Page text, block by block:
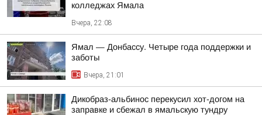
колледжах Ямала
Вчера, 22:08
Ямал — Донбассу. Четыре года поддержки и
заботы
Вчера, 21:01
Дикобраз-альбинос перекусил хот-догом на
заправке и сбежал в ямальскую тундру